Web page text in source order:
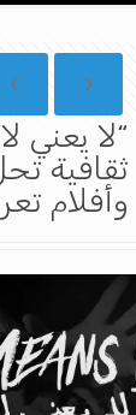
“لا يعني
ثقافية
وأفلام